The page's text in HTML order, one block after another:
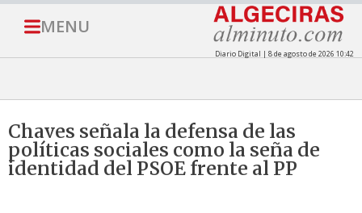
MENU
Diario Digital | 8 de agosto de 2026 10:42
Chaves señala la defensa de las
políticas sociales como la seña de
identidad del PSOE frente al PP